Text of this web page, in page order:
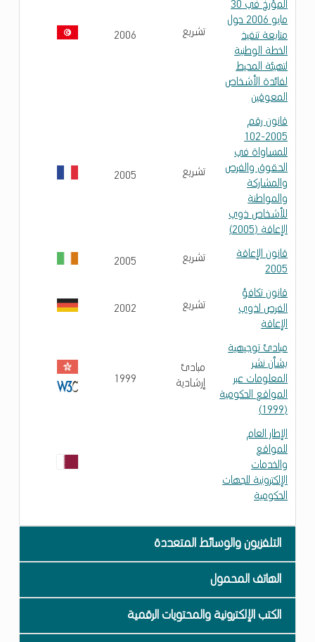
المؤرخ في 30
مايو 2006 حول
متابعة تنفيذ
الخطة الوطنية
لتهيئة المحيط
لفائدة الأشخاص
المعوقين
تشريع 2006
قانون رقم
2005-102
للمساواة في
الحقوق والفرص
والمشاركة
والمواطنة
للأشخاص ذوي
الإعاقة (2005)
تشريع 2005
قانون الإعاقة
2005
تشريع 2005
قانون تكافؤ
الفرص لذوي
الإعاقة
تشريع 2002
مبادئ توجيهية
بشأن نشر
المعلومات عبر
المواقع الحكومية
(1999)
مبادئ
إرشادية
1999
الإطار العام
للمواقع
والخدمات
الإلكترونية للجهات
الحكومية
التلفزيون والوسائط المتعددة
الهاتف المحمول
الكتب الإلكترونية والمحتويات الرقمية